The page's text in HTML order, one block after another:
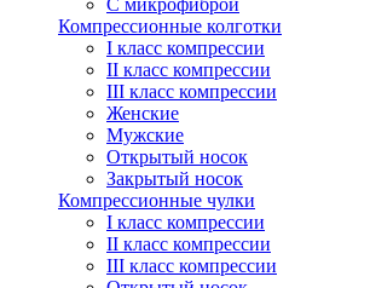
С микрофиброй
Компрессионные колготки
I класс компрессии
II класс компрессии
III класс компрессии
Женские
Мужские
Открытый носок
Закрытый носок
Компрессионные чулки
I класс компрессии
II класс компрессии
III класс компрессии